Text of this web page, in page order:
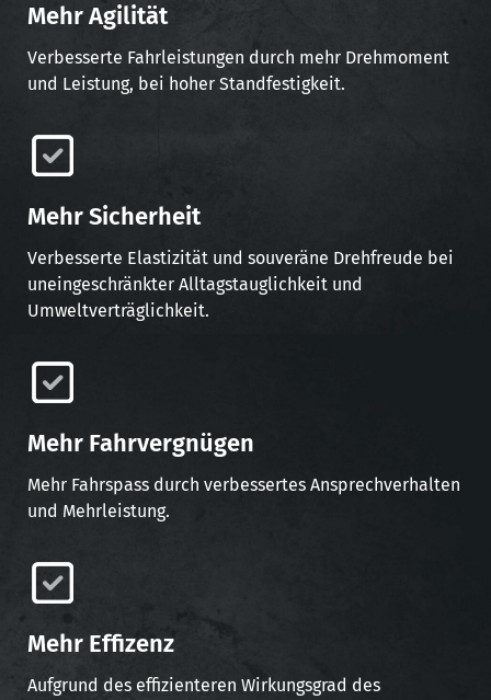
Mehr Agilität
Verbesserte Fahrleistungen durch mehr Drehmoment
und Leistung, bei hoher Standfestigkeit.
Mehr Sicherheit
Verbesserte Elastizität und souveräne Drehfreude bei
uneingeschränkter Alltagstauglichkeit und
Umweltverträglichkeit.
Mehr Fahrvergnügen
Mehr Fahrspass durch verbessertes Ansprechverhalten
und Mehrleistung.
Mehr Effizenz
Aufgrund des effizienteren Wirkungsgrad des